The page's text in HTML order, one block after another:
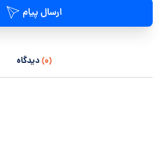
ارسال پیام
(۰) دیدگاه